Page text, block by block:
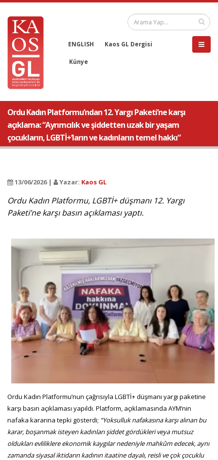
ENGLISH Kaos GL Dergisi
Künye
Ordu Kadın Platformu’ndan 12. Yargı Paketi’ne karşı
açıklama: “Ayrımcılık ve şiddetten uzak bir yaşam
çocukların, LGBTİ+’ların ve kadınların temel hakkı”
13/06/2026 | Yazar: Kaos GL
Ordu Kadın Platformu, LGBTİ+ düşmanı 12. Yargı
Paketi’ne karşı basın açıklaması yaptı.
Ordu Kadın Platformu’nun çağrısıyla LGBTİ+ düşmanı yargı paketine
karşı basın açıklaması yapıldı. Platform, açıklamasında AYM’nin
nafaka kararına tepki gösterdi; “Yoksulluk nafakasına karşı alınan bu
karar, boşanmak isteyen kadınları şiddet gördükleri veya mutsuz
oldukları evliliklere ekonomik kaygılar nedeniyle mahkûm edecek, aynı
zamanda siyasal iktidarın kadının itaatine dayalı, reisli ve çok çocuklu